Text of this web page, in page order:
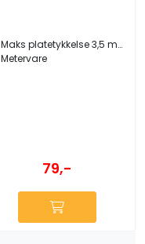
Maks platetykkelse 3,5 mm
Metervare
79,-